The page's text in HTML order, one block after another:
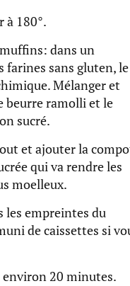
à 180°.
dans un
farines sans gluten, le
Mélanger et
beurre ramolli et le
sucré.
et ajouter la
qui va rendre les
moelleux.
les empreintes du
de caissettes si
20 minutes.